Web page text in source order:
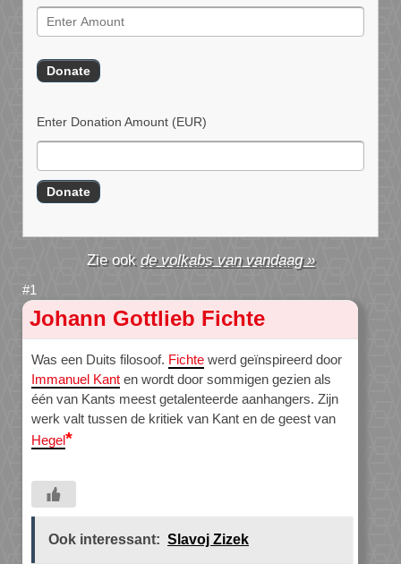
Enter Donation Amount (EUR)
de volkabs van vandaag »
Johann Gottlieb Fichte
Was een Duits filosoof. Fichte werd geïnspireerd door
Immanuel Kant en wordt door sommigen gezien als
één van Kants meest getalenteerde aanhangers. Zijn
werk valt tussen de kritiek van Kant en de geest van
Hegel*
Ook interessant: Slavoj Zizek